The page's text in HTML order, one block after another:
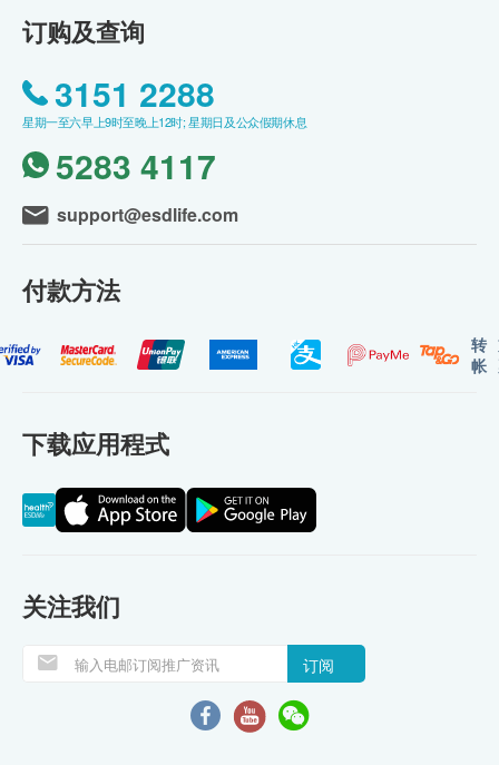
订购及查询
3151 2288
星期一至六早上9时至晚上12时; 星期日及公众假期休息
5283 4117
support@esdlife.com
付款方法
转
帐
下载应用程式
关注我们
订阅